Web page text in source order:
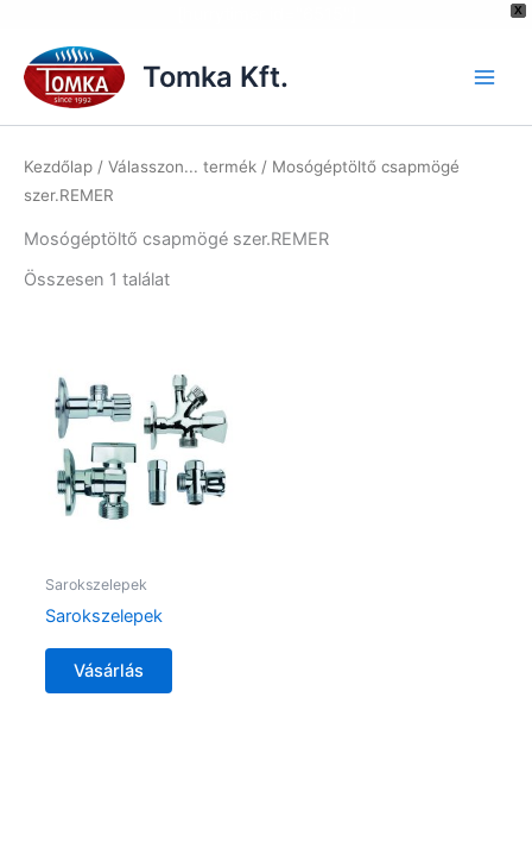
X
content
Tomka Kft.
Kezdőlap / Válasszon... termék / Mosógéptöltő csapmögé
szer.REMER
Mosógéptöltő csapmögé szer.REMER
Összesen 1 találat
Sarokszelepek
Sarokszelepek
Vásárlás